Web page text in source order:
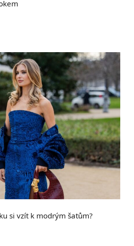
si vzít k modrým šatům?